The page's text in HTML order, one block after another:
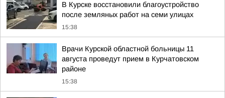
В Курске восстановили благоустройство
после земляных работ на семи улицах
15:38
Врачи Курской областной больницы 11
августа проведут прием в Курчатовском
районе
15:38